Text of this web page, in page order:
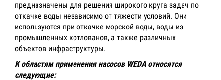
предназначены для решения широкого круга задач по
откачке воды независимо от тяжести условий. Они
используются при откачке морской воды, воды из
промышленных котлованов, а также различных
объектов инфраструктуры.
К областям применения насосов WEDA относятся
следующие: